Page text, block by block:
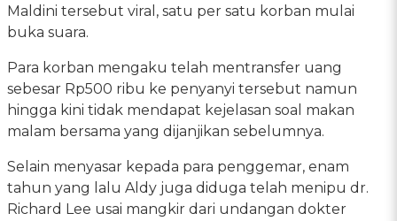
Maldini tersebut viral, satu per satu korban mulai
buka suara.
Para korban mengaku telah mentransfer uang
sebesar Rp500 ribu ke penyanyi tersebut namun
hingga kini tidak mendapat kejelasan soal makan
malam bersama yang dijanjikan sebelumnya.
Selain menyasar kepada para penggemar, enam
tahun yang lalu Aldy juga diduga telah menipu dr.
Richard Lee usai mangkir dari undangan dokter